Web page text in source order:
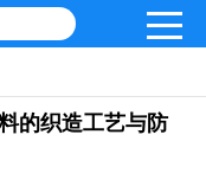
的织造工艺与防